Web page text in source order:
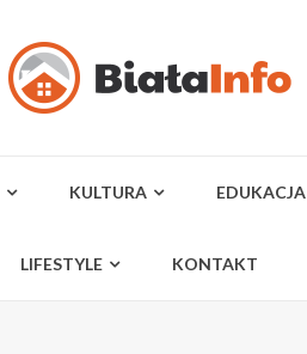
KULTURA EDUKACJA
LIFESTYLE KONTAKT